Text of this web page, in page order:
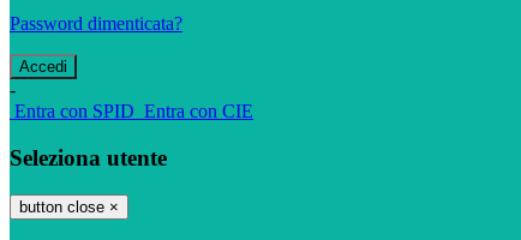
Password dimenticata?
-
Entra con SPID Entra con CIE
Seleziona utente
button close ×